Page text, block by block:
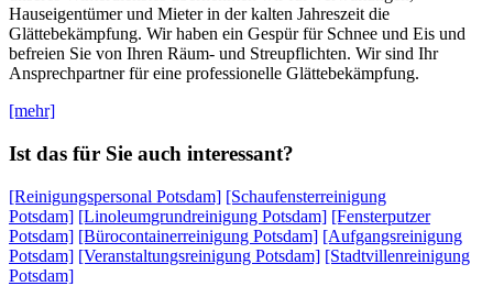
Hauseigentümer und Mieter in der kalten Jahreszeit die
Glättebekämpfung. Wir haben ein Gespür für Schnee und Eis und
befreien Sie von Ihren Räum- und Streupflichten. Wir sind Ihr
Ansprechpartner für eine professionelle Glättebekämpfung.
[mehr]
Ist das für Sie auch interessant?
[Reinigungspersonal Potsdam] [Schaufensterreinigung
Potsdam] [Linoleumgrundreinigung Potsdam] [Fensterputzer
Potsdam] [Bürocontainerreinigung Potsdam] [Aufgangsreinigung
Potsdam] [Veranstaltungsreinigung Potsdam] [Stadtvillenreinigung
Potsdam]